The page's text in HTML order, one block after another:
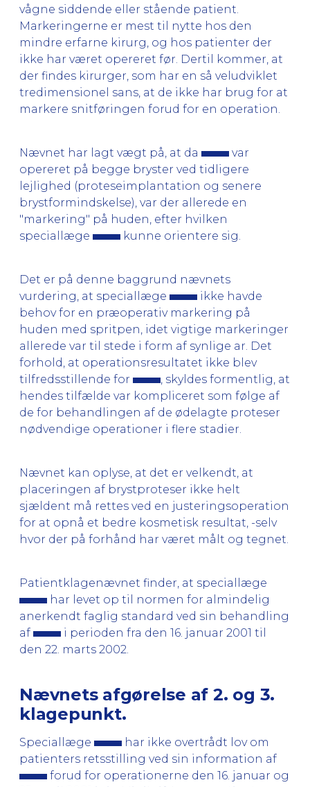
vågne siddende eller stående patient.
Markeringerne er mest til nytte hos den
mindre erfarne kirurg, og hos patienter der
ikke har været opereret før. Dertil kommer, at
der findes kirurger, som har en så veludviklet
tredimensionel sans, at de ikke har brug for at
markere snitføringen forud for en operation.
Nævnet har lagt vægt på, at da
var
opereret på begge bryster ved tidligere
lejlighed (proteseimplantation og senere
brystformindskelse), var der allerede en
"markering" på huden, efter hvilken
speciallæge
kunne orientere sig.
Det er på denne baggrund nævnets
vurdering, at speciallæge
ikke havde
behov for en præoperativ markering på
huden med spritpen, idet vigtige markeringer
allerede var til stede i form af synlige ar. Det
forhold, at operationsresultatet ikke blev
tilfredsstillende for
, skyldes formentlig, at
hendes tilfælde var kompliceret som følge af
de for behandlingen af de ødelagte proteser
nødvendige operationer i flere stadier.
Nævnet kan oplyse, at det er velkendt, at
placeringen af brystproteser ikke helt
sjældent må rettes ved en justeringsoperation
for at opnå et bedre kosmetisk resultat, -selv
hvor der på forhånd har været målt og tegnet.
Patientklagenævnet finder, at speciallæge
har levet op til normen for almindelig
anerkendt faglig standard ved sin behandling
af
i perioden fra den 16. januar 2001 til
den 22. marts 2002.
Nævnets afgørelse af 2. og 3.
klagepunkt.
Speciallæge
har ikke overtrådt lov om
patienters retsstilling ved sin information af
forud for operationerne den 16. januar og